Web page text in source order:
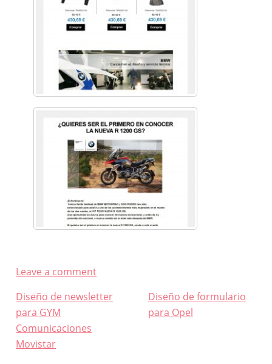
Leave a comment
Navegación
de
entradas
Diseño de newsletter
para GYM
Comunicaciones
Movistar
Diseño de formulario
para Opel